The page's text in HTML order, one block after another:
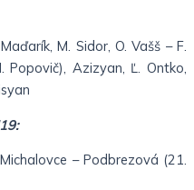
M. Sidor, O. Vašš – F.
Popovič), Azizyan, Ľ. Ontko,
– Podbrezová (21.